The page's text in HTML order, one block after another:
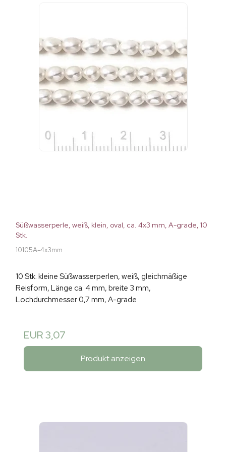
Süßwasserperle, weiß, klein, oval, ca. 4x3 mm, A-grade, 10
Stk.
10105A-4x3mm
10 Stk. kleine Süßwasserperlen, weiß, gleichmäßige
Reisform, Länge ca. 4 mm, breite 3 mm,
Lochdurchmesser 0,7 mm, A-grade
EUR 3,07
Produkt anzeigen